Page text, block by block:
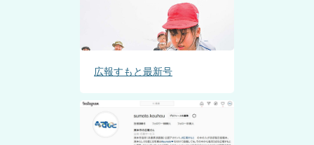
広報すもと最新号